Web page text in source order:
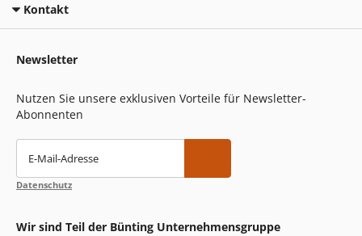
Kontakt
Newsletter
Nutzen Sie unsere exklusiven Vorteile für Newsletter-
Abonnenten
E-Mail-Adresse
Datenschutz
Wir sind Teil der Bünting Unternehmensgruppe